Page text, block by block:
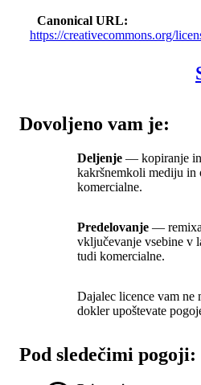
Canonical URL
https://creativecommons.org/
Dovoljeno vam je:
Deljenje — kopiranje in
kakršnemkoli mediju in
komercialne.
Predelovanje —
vključevanje vsebine v
tudi komercialne.
Dajalec licence vam ne
dokler upoštevate
Pod sledečimi pogoji: